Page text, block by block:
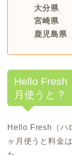
大分県
宮崎県
鹿児島県
Hello Fresh
月使うと？
Hello Fresh（ハ
ヶ月使うと料金